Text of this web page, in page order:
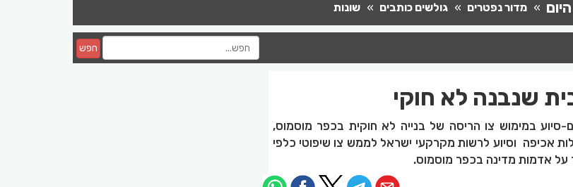
מדור נפטרים גולשים כותבים שונות
חפש
שנבנה לא חוקי
סיוע במימוש צו הריסה של בנייה לא חוקית בכפר מוסמוס,
אכיפה וסיוע לרשות מקרקעי ישראל לממש צו שיפוטי כלפי
על אדמות מדינה בכפר מוסמוס.